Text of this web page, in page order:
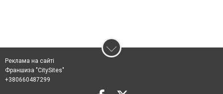
Реклама на сайті
Франшиза "CitySites"
+380660487299